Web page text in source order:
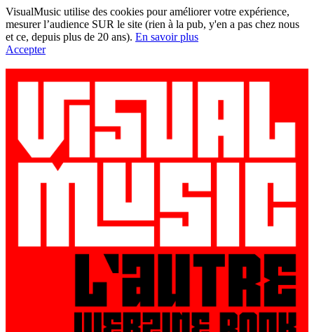
VisualMusic utilise des cookies pour améliorer votre expérience,
mesurer l’audience SUR le site (rien à la pub, y'en a pas chez nous
et ce, depuis plus de 20 ans). En savoir plus
Accepter